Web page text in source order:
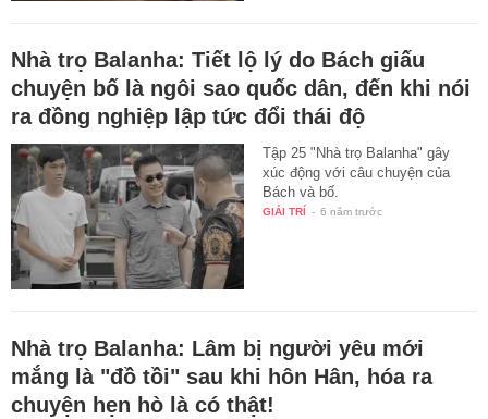
Nhà trọ Balanha: Tiết lộ lý do Bách giấu
chuyện bố là ngôi sao quốc dân, đến khi nói
ra đồng nghiệp lập tức đổi thái độ
Tập 25 "Nhà trọ Balanha" gây
xúc động với câu chuyện của
Bách và bố.
GIẢI TRÍ - 6 năm trước
Nhà trọ Balanha: Lâm bị người yêu mới
mắng là "đồ tồi" sau khi hôn Hân, hóa ra
chuyện hẹn hò là có thật!